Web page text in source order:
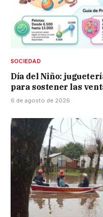
SOCIEDAD
Día del Niño:
para sostener las
6 de agosto de 2026